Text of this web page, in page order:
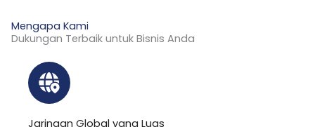
Mengapa Kami
Dukungan Terbaik untuk Bisnis Anda
Jaringan Global yang Luas